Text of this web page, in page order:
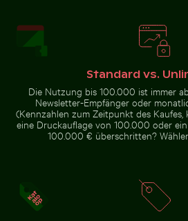
Geisterkrabbe am
Buddha-Statuen im Wat Yai
Standard vs.
Die Nutzung bis 100.000 ist immer
Newsletter-Empfänger oder
(Kennzahlen zum Zeitpunkt des
eine Druckauflage von 100.000 oder
100.000 € überschritten?